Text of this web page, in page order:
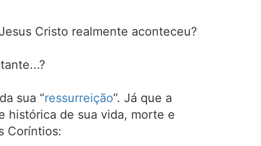
Cristo realmente aconteceu?
sua “ressurreição”. Já que a
histórica de sua vida, morte e
Coríntios: